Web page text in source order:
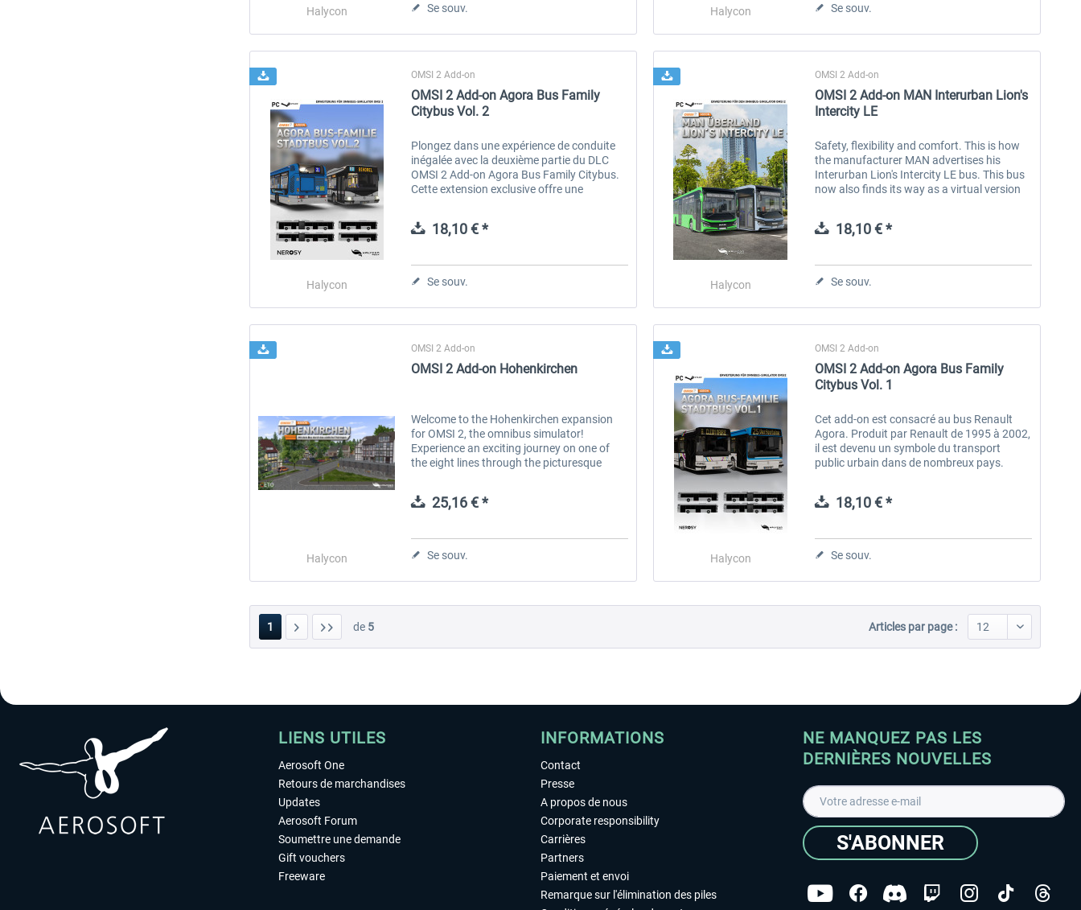
Halycon Se souv. Halycon Se souv.
Halycon
OMSI 2 Add-on
OMSI 2 Add-on Agora Bus Family
Citybus Vol. 2
Plongez dans une expérience de conduite
inégalée avec la deuxième partie du DLC
OMSI 2 Add-on Agora Bus Family Citybus.
Cette extension exclusive offre une
18,10 € *
Se souv. Halycon
OMSI 2 Add-on
OMSI 2 Add-on MAN Interurban Lion's
Intercity LE
Safety, flexibility and comfort. This is how
the manufacturer MAN advertises his
Interurban Lion's Intercity LE bus. This bus
now also finds its way as a virtual version
18,10 € *
Se souv.
Halycon
OMSI 2 Add-on
OMSI 2 Add-on Hohenkirchen
Welcome to the Hohenkirchen expansion
for OMSI 2, the omnibus simulator!
Experience an exciting journey on one of
the eight lines through the picturesque
25,16 € *
Se souv. Halycon
OMSI 2 Add-on
OMSI 2 Add-on Agora Bus Family
Citybus Vol. 1
Cet add-on est consacré au bus Renault
Agora. Produit par Renault de 1995 à 2002,
il est devenu un symbole du transport
public urbain dans de nombreux pays.
18,10 € *
Se souv.
1 de 5 Articles par page :
LIENS UTILES
Aerosoft One
Retours de marchandises
Updates
Aerosoft Forum
Soumettre une demande
Gift vouchers
Freeware
INFORMATIONS
Contact
Presse
A propos de nous
Corporate responsibility
Carrières
Partners
Paiement et envoi
Remarque sur l'élimination des piles
NE MANQUEZ PAS LES
DERNIÈRES NOUVELLES
S'ABONNER